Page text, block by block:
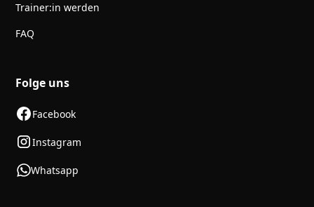
Trainer:in werden
FAQ
Folge uns
Facebook
Instagram
Whatsapp